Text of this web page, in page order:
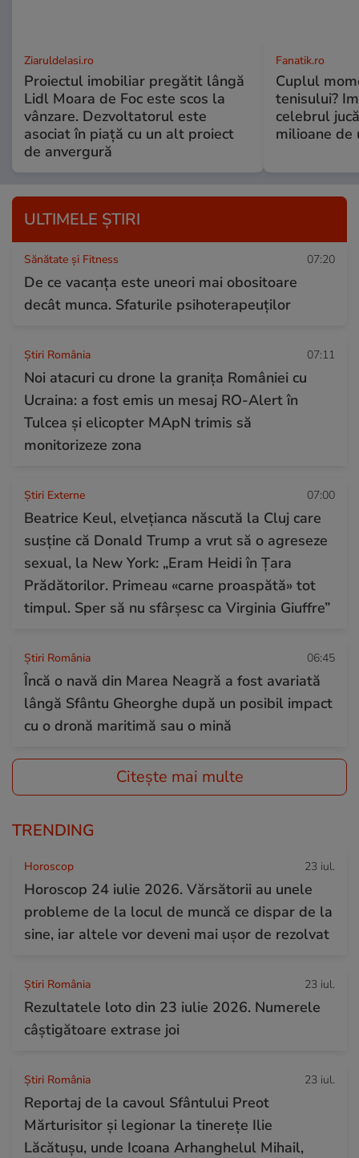
ZiaruldeIasi.ro
Proiectul imobiliar pregătit lângă
Lidl Moara de Foc este scos la
vânzare. Dezvoltatorul este
asociat în piață cu un alt proiect
de anvergură
Fanatik.ro
Cuplul
tenisului?
celebrul
milioane de
ULTIMELE ȘTIRI
Sănătate și Fitness 07:20
De ce vacanța este uneori mai obositoare
decât munca. Sfaturile psihoterapeuților
Știri România 07:11
Noi atacuri cu drone la granița României cu
Ucraina: a fost emis un mesaj RO-Alert în
Tulcea și elicopter MApN trimis să
monitorizeze zona
Știri Externe 07:00
Beatrice Keul, elvețianca născută la Cluj care
susține că Donald Trump a vrut să o agreseze
sexual, la New York: „Eram Heidi în Țara
Prădătorilor. Primeau «carne proaspătă» tot
timpul. Sper să nu sfârșesc ca Virginia Giuffre”
Știri România 06:45
Încă o navă din Marea Neagră a fost avariată
lângă Sfântu Gheorghe după un posibil impact
cu o dronă maritimă sau o mină
Citește mai multe
TRENDING
Horoscop 23 iul.
Horoscop 24 iulie 2026. Vărsătorii au unele
probleme de la locul de muncă ce dispar de la
sine, iar altele vor deveni mai ușor de rezolvat
Știri România 23 iul.
Rezultatele loto din 23 iulie 2026. Numerele
câștigătoare extrase joi
Știri România 23 iul.
Reportaj de la cavoul Sfântului Preot
Mărturisitor și legionar la tinerețe Ilie
Lăcătușu, unde Icoana Arhanghelul Mihail,